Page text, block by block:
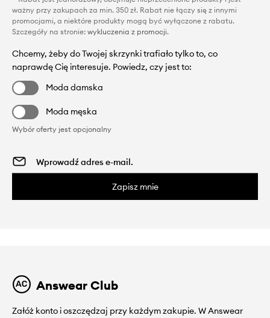
ważny przy zakupach za min. 350 zł. Rabat nie łączy się z innymi
promocjami, a niektóre produkty mogą być wyłączone z rabatu.
Szczegóły na stronie: wykluczenia z promocji.
Chcemy, żeby do Twojej skrzynki trafiało tylko to, co
naprawdę Cię interesuje. Powiedz, czy jest to:
Moda damska
Moda męska
Wybór oferty jest opcjonalny
Zapisz mnie
Answear Club
Załóż konto i oszczędzaj przy każdym zakupie. W Answear